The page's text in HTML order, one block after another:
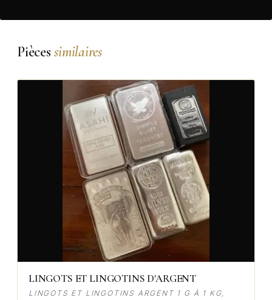
Piècessimilaires
LINGOTS ET LINGOTINS D'ARGENT
LINGOTS ET LINGOTINS ARGENT 1 G À 1 KG,